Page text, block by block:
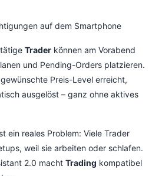
auf dem Smartphone
Trader können am Vorabend
und Pending-Orders platzieren.
Preis-Level erreicht,
ausgelöst – ganz ohne aktives
ein reales Problem: Viele Trader
weil sie arbeiten oder schlafen.
2.0 macht Trading kompatibel